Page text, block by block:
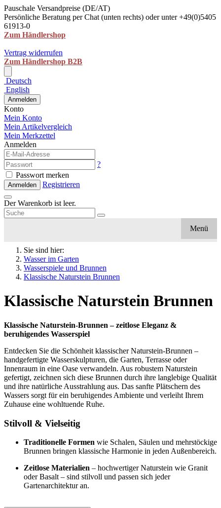
Pauschale Versandpreise (DE/AT)
Persönliche Beratung per Chat (unten rechts) oder unter +49(0)5405
61913-0
Zum Händlershop
Vertrag widerrufen
Zum Händlershop B2B
Deutsch
English
Anmelden
Konto
Mein Konto
Mein Artikelvergleich
Mein Merkzettel
Anmelden
?
Passwort merken
Anmelden Registrieren
Der Warenkorb ist leer.
Menü
Sie sind hier:
Wasser im Garten
Wasserspiele und Brunnen
Klassische Naturstein Brunnen
Klassische Naturstein Brunnen
Klassische Naturstein-Brunnen – zeitlose Eleganz &
beruhigendes Wasserspiel
Entdecken Sie die Schönheit klassischer Naturstein-Brunnen –
handgefertigte Wasserskulpturen, die Garten, Terrasse oder
Innenraum in eine Oase verwandeln. Aus robustem Naturstein
gefertigt, zeichnen sich diese Brunnen durch ihre langlebige Qualität
und ihre natürliche Ausstrahlung aus. Das sanfte Plätschern des
Wassers sorgt für ein beruhigendes Ambiente und verleiht Ihrem
Zuhause eine wohltuende Ruhe.
Stilvoll & Vielseitig
Traditionelle Formen wie Schalen, Säulen und mehrstöckige
Brunnen bringen klassische Harmonie in jeden Außenbereich.
Zeitlose Materialien – hochwertiger Naturstein wie Granit
oder Basalt – sind stilvoll und passen sich jeder
Gartenarchitektur an.